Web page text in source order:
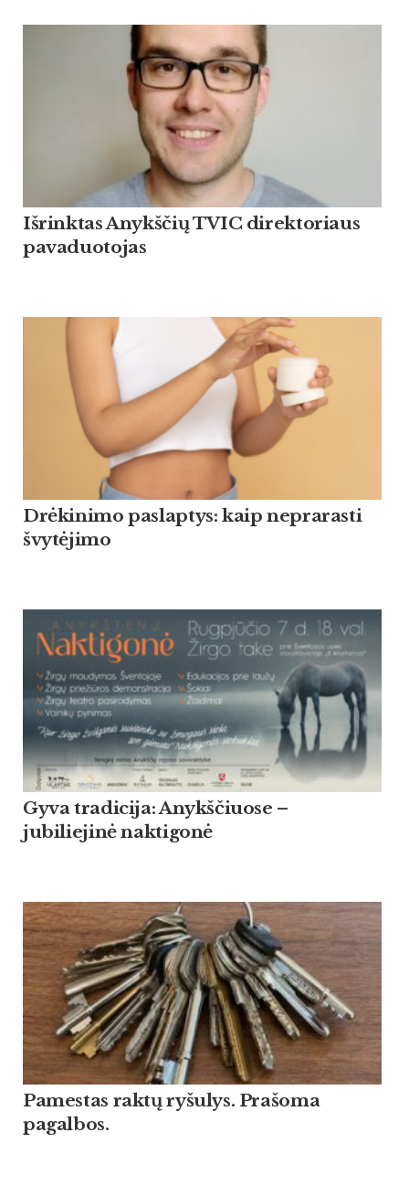
Išrinktas Anykščių TVIC direktoriaus
pavaduotojas
Drėkinimo paslaptys: kaip neprarasti
švytėjimo
Gyva tradicija: Anykščiuose –
jubiliejinė naktigonė
Pamestas raktų ryšulys. Prašoma
pagalbos.